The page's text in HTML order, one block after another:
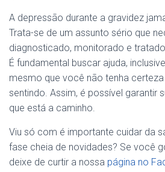
A depressão durante a gravidez
Trata-se de um assunto sério que
diagnosticado, monitorado e
É fundamental buscar ajuda,
mesmo que você não tenha
sentindo. Assim, é possível garantir
que está a caminho.
Viu só com é importante cuidar da
fase cheia de novidades? Se você
deixe de curtir a nossa página no